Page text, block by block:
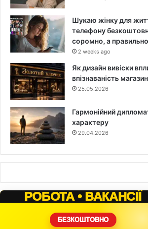
Шукаю жінку для
телефону
соромно, а правильно
2 weeks ago
Як дизайн вивіски
впізнаваність
25.05.2026
Гармонійний
характеру
29.04.2026
РОБОТА • ВАКАНСІЇ
БЕЗКОШТОВНО